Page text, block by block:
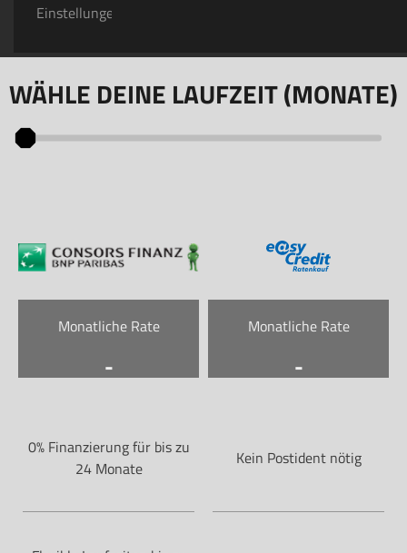
Einstellungen
WÄHLE DEINE LAUFZEIT (MONATE)
Monatliche Rate
-
0% Finanzierung für bis zu
24 Monate
Monatliche Rate
-
Kein Postident nötig